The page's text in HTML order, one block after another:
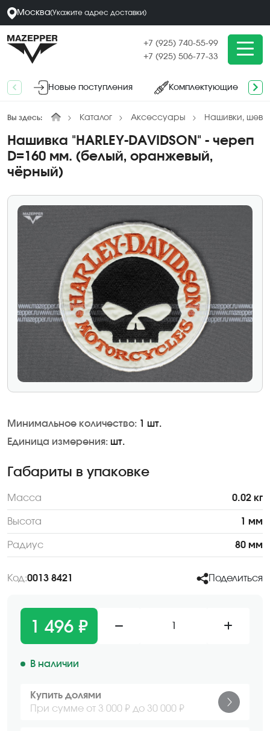
Москва(Укажите адрес доставки)
+7 (925) 740-55-99
+7 (925) 506-77-33
Новые поступления Комплектующие
Вы здесь: Каталог Аксессуары Нашивки,
Нашивка "HARLEY-DAVIDSON" - череп
D=160 мм. (белый, оранжевый,
чёрный)
Минимальное количество: 1 шт.
Единица измерения: шт.
Габариты в упаковке
Масса 0.02 кг
Высота 1 мм
Радиус 80 мм
Код:0013 8421 Поделиться
1 496 ₽
В наличии
Купить долями
При сумме от 3 000 ₽ до 30 000 ₽